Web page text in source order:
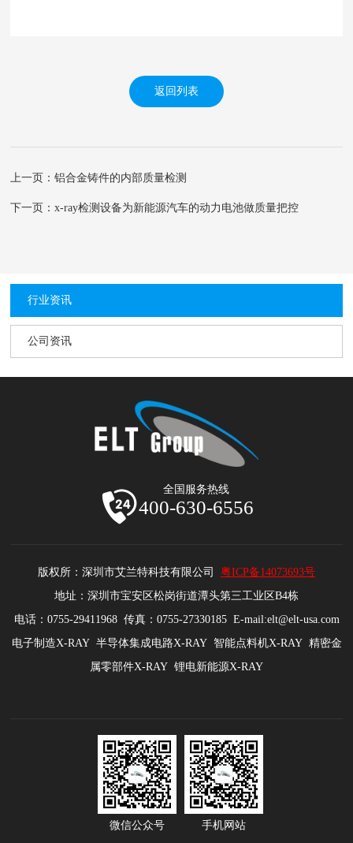
返回列表
上一页：铝合金铸件的内部质量检测
下一页：x-ray检测设备为新能源汽车的动力电池做质量把控
行业资讯
公司资讯
全国服务热线
400-630-6556
版权所：深圳市艾兰特科技有限公司 粤ICP备14073693号
地址：深圳市宝安区松岗街道潭头第三工业区B4栋
电话：0755-29411968 传真：0755-27330185 E-mail:elt@elt-usa.com
电子制造X-RAY 半导体集成电路X-RAY 智能点料机X-RAY 精密金
属零部件X-RAY 锂电新能源X-RAY
微信公众号 手机网站